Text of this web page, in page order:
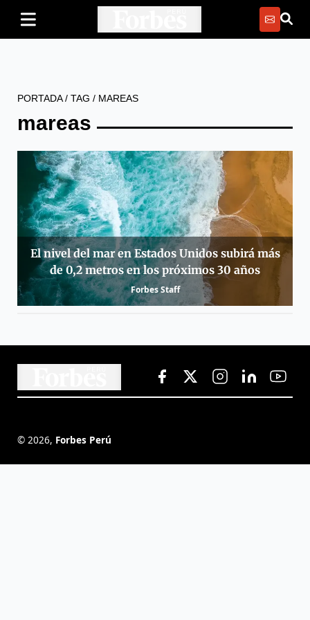
PORTADA/ TAG / MAREAS
mareas
El nivel del mar en Estados Unidos subirá más
de 0,2 metros en los próximos 30 años
Forbes Staff
© 2026, Forbes Perú